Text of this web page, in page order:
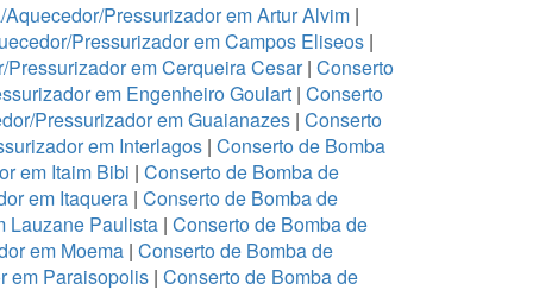
Pressurizador em Artur Alvim |
Pressurizador em Campos Eliseos |
em Cerqueira Cesar| Conserto
em Engenheiro Goulart | Conserto
Pressurizador em Guaianazes | Conserto
em Interlagos | Conserto de Bomba
em Itaim Bibi | Conserto de Bomba de
em Itaquera | Conserto de Bomba de
Lauzane Paulista | Conserto de Bomba de
em Moema| Conserto de Bomba de
em Paraisopolis| Conserto de Bomba de